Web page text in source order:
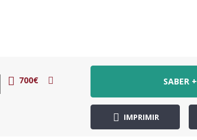
700€ SABER +
IMPRIMIR